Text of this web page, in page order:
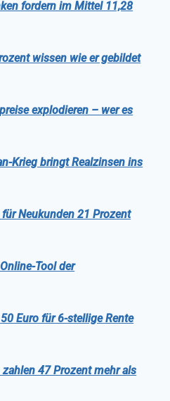
fordern im Mittel 11,28
wissen wie er gebildet
explodieren – wer es
Krieg bringt Realzinsen ins
Neukunden 21 Prozent
Tool der
Euro für 6-stellige Rente
47 Prozent mehr als